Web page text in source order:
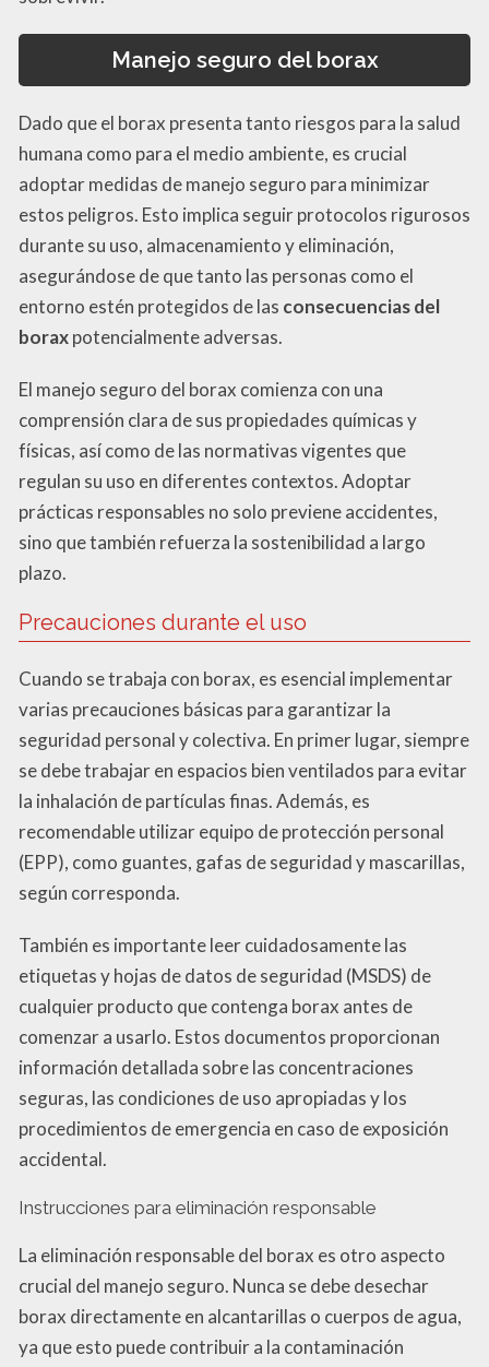
Manejo seguro del borax
Dado que el borax presenta tanto riesgos para la salud
humana como para el medio ambiente, es crucial
adoptar medidas de manejo seguro para minimizar
estos peligros. Esto implica seguir protocolos rigurosos
durante su uso, almacenamiento y eliminación,
asegurándose de que tanto las personas como el
entorno estén protegidos de las consecuencias del
boraxpotencialmente adversas.
El manejo seguro del borax comienza con una
comprensión clara de sus propiedades químicas y
físicas, así como de las normativas vigentes que
regulan su uso en diferentes contextos. Adoptar
prácticas responsables no solo previene accidentes,
sino que también refuerza la sostenibilidad a largo
plazo.
Precauciones durante el uso
Cuando se trabaja con borax, es esencial implementar
varias precauciones básicas para garantizar la
seguridad personal y colectiva. En primer lugar, siempre
se debe trabajar en espacios bien ventilados para evitar
la inhalación de partículas finas. Además, es
recomendable utilizar equipo de protección personal
(EPP), como guantes, gafas de seguridad y mascarillas,
según corresponda.
También es importante leer cuidadosamente las
etiquetas y hojas de datos de seguridad (MSDS) de
cualquier producto que contenga borax antes de
comenzar a usarlo. Estos documentos proporcionan
información detallada sobre las concentraciones
seguras, las condiciones de uso apropiadas y los
procedimientos de emergencia en caso de exposición
accidental.
Instrucciones para eliminación responsable
La eliminación responsable del borax es otro aspecto
crucial del manejo seguro. Nunca se debe desechar
borax directamente en alcantarillas o cuerpos de agua,
ya que esto puede contribuir a la contaminación